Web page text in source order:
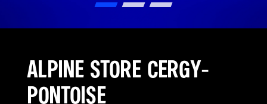
Alpine Store Cergy-
Pontoise